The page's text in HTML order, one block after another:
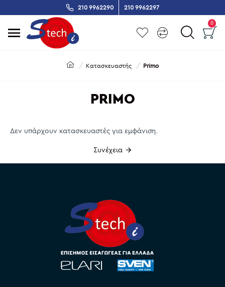
210 9962290 210 9962297
0
Κατασκευαστής Primo
PRIMO
Δεν υπάρχουν κατασκευαστές για εμφάνιση.
Συνέχεια